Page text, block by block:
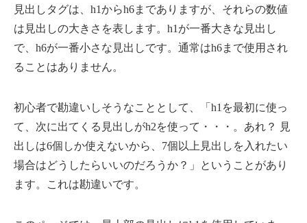
見出しタグは、h1からh6までありますが、それらの数値
は見出しの大きさを表します。h1が一番大きな見出し
で、h6が一番小さな見出しです。通常はh6まで使用され
ることはありません。
初心者で勘違いしそうなこととして、「h1を最初に使っ
て、次に出てくる見出しがh2を使って・・・。あれ？ 見
出しは6個しか使えないから、7個以上見出しを入れたい
場合はどうしたらいいのだろうか？」ということがあり
ます。これは勘違いです。